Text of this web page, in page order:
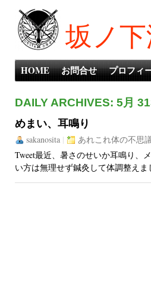
坂ノ
HOME お問合せ プロフィ
DAILY ARCHIVES: 5月
めまい、耳鳴り
sakanosita | あれこれ体の不思
Tweet最近、暑さのせいか耳鳴り、
い方は無理せず鍼灸して体調整えま